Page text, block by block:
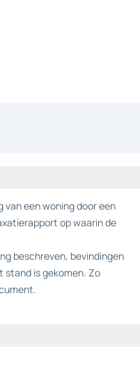
van een woning door een
op waarin de
beschreven, bevindingen
is gekomen. Zo